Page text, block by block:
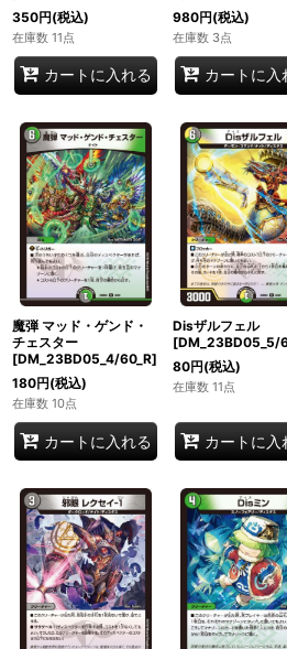
350円(税込)
在庫数 11点
カートに入れる
980円(税込)
在庫数 3点
カートに入
魔弾 マッド・ゲンド・
チェスター
[DM_23BD05_4/60_R]
180円(税込)
在庫数 10点
カートに入れる
Disザルフェル
[DM_23BD05_5/
80円(税込)
在庫数 11点
カートに入